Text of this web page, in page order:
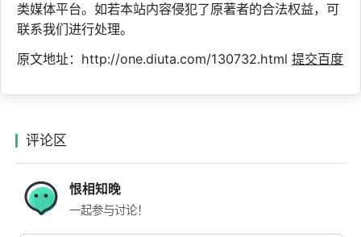
类媒体平台。如若本站内容侵犯了原著者的合法权益，可
联系我们进行处理。
原文地址：http://one.diuta.com/130732.html 提交百度
评论区
恨相知晚
一起参与讨论！